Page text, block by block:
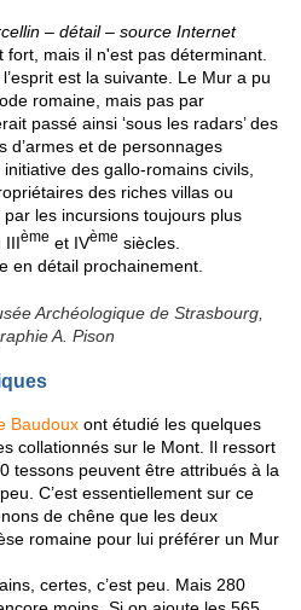
– détail – source Internet
fort, mais il n'est pas déterminant.
est la suivante. Le Mur a pu
romaine, mais pas par
passé ainsi ‘sous les radars’ des
d’armes et de personnages
des gallo-romains civils,
des riches villas ou
les incursions toujours plus
IIIème et IVème siècles.
en détail prochainement.
Archéologique de Strasbourg,
A. Pison
Baudoux ont étudié les quelques
collationnés sur le Mont. Il ressort
tessons peuvent être attribués à la
C’est essentiellement sur ce
de chêne que les deux
romaine pour lui préférer un Mur
certes, c’est peu. Mais 280